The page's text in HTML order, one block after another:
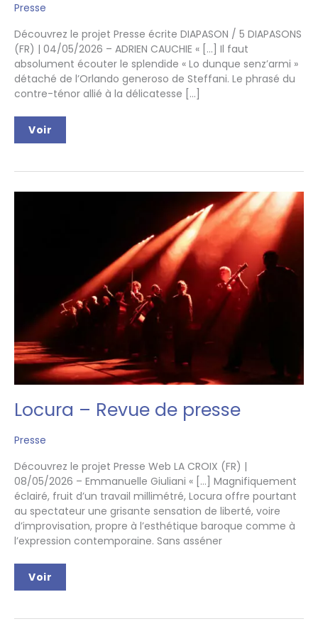
Presse
Découvrez le projet Presse écrite DIAPASON / 5 DIAPASONS
(FR) | 04/05/2026 – ADRIEN CAUCHIE « […] Il faut
absolument écouter le splendide « Lo dunque senz’armi »
détaché de l’Orlando generoso de Steffani. Le phrasé du
contre-ténor allié à la délicatesse […]
Furioso
Revue
de
Voir
Locura – Revue de presse
Presse
Découvrez le projet Presse Web LA CROIX (FR) |
08/05/2026 – Emmanuelle Giuliani « […] Magnifiquement
éclairé, fruit d’un travail millimétré, Locura offre pourtant
au spectateur une grisante sensation de liberté, voire
d’improvisation, propre à l’esthétique baroque comme à
l’expression contemporaine. Sans asséner
Locura
Revue
Voir